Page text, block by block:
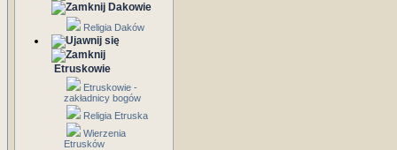
Dakowie
Religia Daków
Etruskowie
Etruskowie -
zakładnicy bogów
Religia Etruska
Wierzenia
Etrusków